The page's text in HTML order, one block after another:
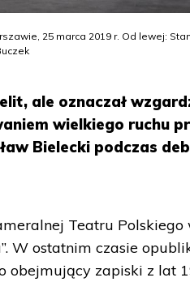
25 marca 2019 r. Od lewej:
ale oznaczał
wielkiego ruchu
Bielecki podczas
Teatru Polskiego
W ostatnim czasie
obejmujący zapiski z lat